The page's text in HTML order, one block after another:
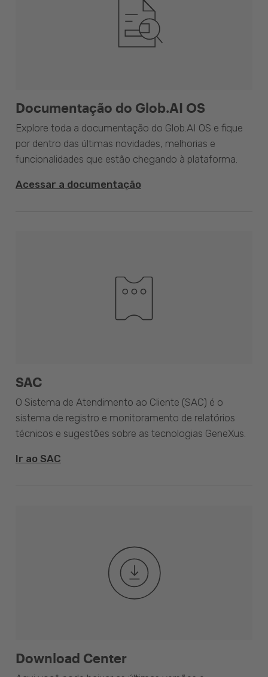
Documentação do Glob.AI OS
Explore toda a documentação do Glob.AI OS e fique
por dentro das últimas novidades, melhorias e
funcionalidades que estão chegando à plataforma.
Acessar a documentação
SAC
O Sistema de Atendimento ao Cliente (SAC) é o
sistema de registro e monitoramento de relatórios
técnicos e sugestões sobre as tecnologias GeneXus.
Ir ao SAC
Download Center